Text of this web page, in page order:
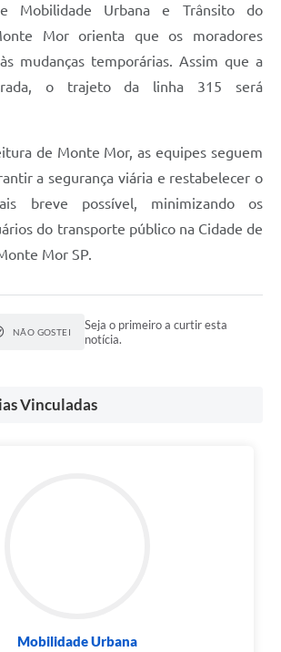
Mobilidade Urbana e Trânsito do
Mor orienta que os moradores
mudanças temporárias. Assim que a
o trajeto da linha 315 será
de Monte Mor, as equipes seguem
a segurança viária e restabelecer o
breve possível, minimizando os
do transporte público na Cidade de
Mor SP.
NÃO GOSTEI
Seja o primeiro a curtir esta
notícia.
Vinculadas
Mobilidade Urbana